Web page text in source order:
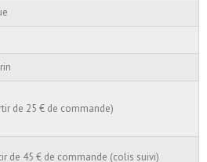
de 25 € de commande)
de 45 € de commande (colis suivi)